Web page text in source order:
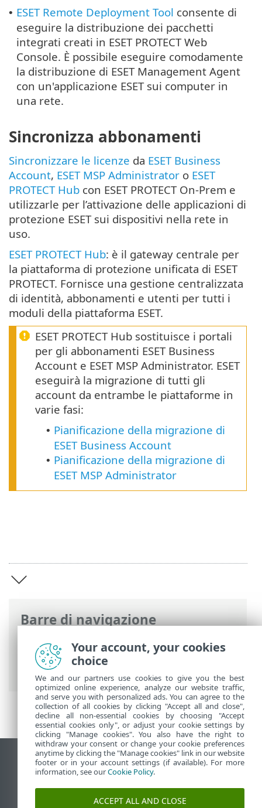
Barre di navigazione
Guida online ESET>ESET PROTECT On-
Prem>Introduzione a ESET PROTECT On-
Prem
• ESET Remote Deployment Tool consente di
eseguire la distribuzione dei pacchetti
integrati creati in ESET PROTECT Web
Console. È possibile eseguire comodamente
la distribuzione di ESET Management Agent
con un'applicazione ESET sui computer in
una rete.
Sincronizza abbonamenti
Sincronizzare le licenze da ESET Business
Account, ESET MSP Administrator o ESET
PROTECT Hub con ESET PROTECT On-Prem e
utilizzarle per l’attivazione delle applicazioni di
protezione ESET sui dispositivi nella rete in
uso.
ESET PROTECT Hub: è il gateway centrale per
la piattaforma di protezione unificata di ESET
PROTECT. Fornisce una gestione centralizzata
di identità, abbonamenti e utenti per tutti i
moduli della piattaforma ESET.
ESET PROTECT Hub sostituisce i portali
per gli abbonamenti ESET Business
Account e ESET MSP Administrator. ESET
eseguirà la migrazione di tutti gli
account da entrambe le piattaforme in
varie fasi:
• Pianificazione della migrazione di
ESET Business Account
• Pianificazione della migrazione di
ESET MSP Administrator
Visualizza sito desktop
End of Life
ESET Knowledge Base
Your account, your cookies
choice
We and our partners use cookies to give you the best
optimized online experience, analyze our website traffic,
and serve you with personalized ads. You can agree to the
collection of all cookies by clicking "Accept all and close",
decline all non-essential cookies by choosing "Accept
essential cookies only", or adjust your cookie settings by
clicking "Manage cookies". You also have the right to
withdraw your consent or change your cookie preferences
anytime by clicking the "Manage cookies" link in our website
footer or in your account settings (if available). For more
information, see ourCookie Policy.
ACCEPT ALL AND CLOSE